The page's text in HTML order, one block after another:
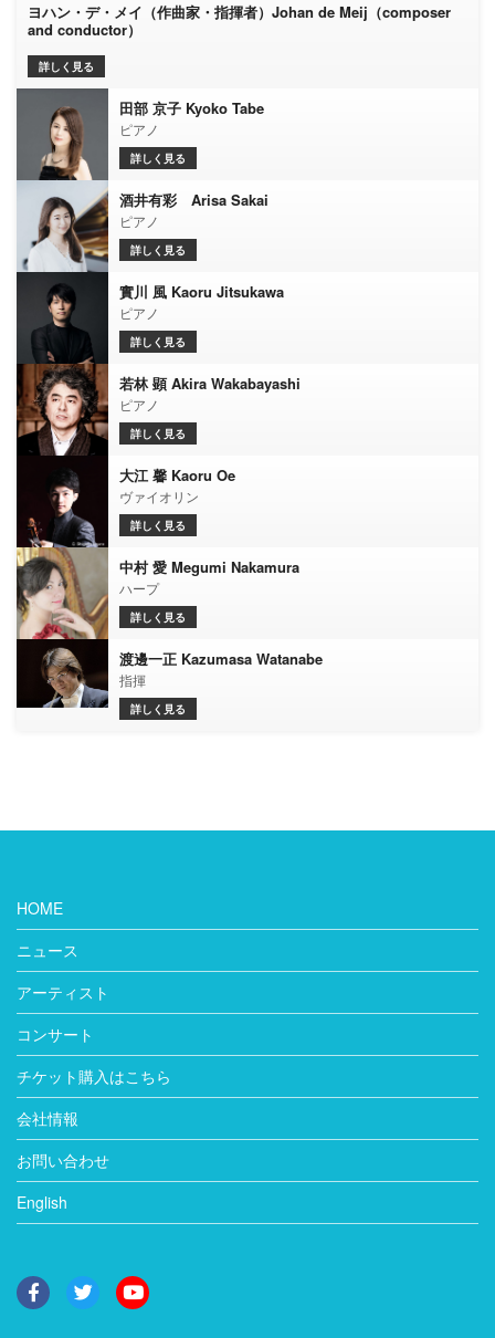
ヨハン・デ・メイ（作曲家・指揮者）Johan de Meij（composer
and conductor）
詳しく見る
田部 京子 Kyoko Tabe
ピアノ
詳しく見る
酒井有彩 Arisa Sakai
ピアノ
詳しく見る
實川 風 Kaoru Jitsukawa
ピアノ
詳しく見る
若林 顕 Akira Wakabayashi
ピアノ
詳しく見る
大江 馨 Kaoru Oe
ヴァイオリン
詳しく見る
中村 愛 Megumi Nakamura
ハープ
詳しく見る
渡邊一正 Kazumasa Watanabe
指揮
詳しく見る
HOME
ニュース
アーティスト
コンサート
チケット購入はこちら
会社情報
お問い合わせ
English